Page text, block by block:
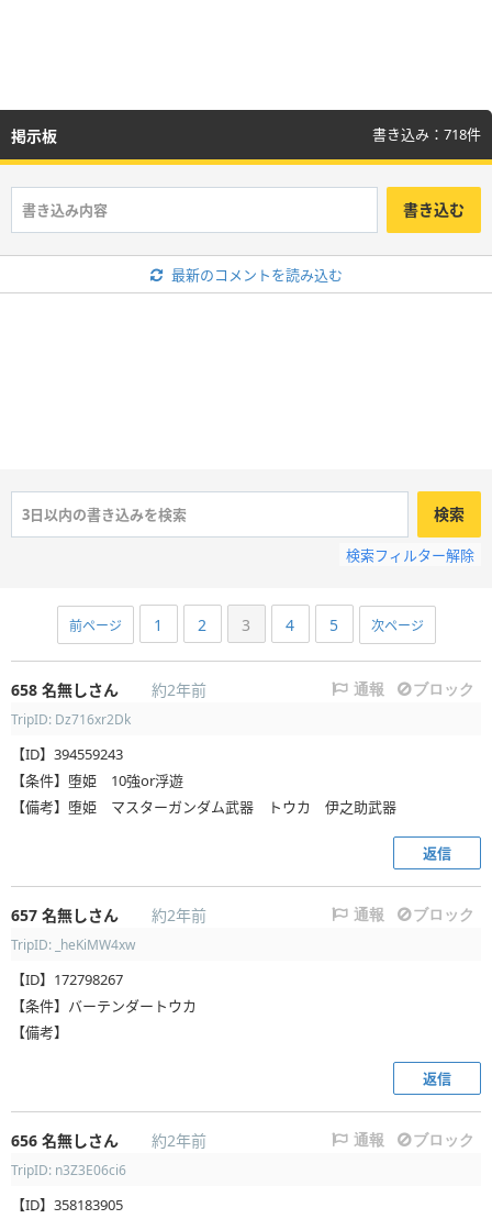
掲示板 書き込み：718件
書き込む
最新のコメントを読み込む
検索
検索フィルター解除
前ページ 1 2 3 4 5 次ページ
658 名無しさん 約2年前 通報 ブロック
TripID: Dz716xr2Dk
【ID】394559243
【条件】堕姫 10強or浮遊
【備考】堕姫 マスターガンダム武器 トウカ 伊之助武器
返信
657 名無しさん 約2年前 通報 ブロック
TripID: _heKiMW4xw
【ID】172798267
【条件】バーテンダートウカ
【備考】
返信
656 名無しさん 約2年前 通報 ブロック
TripID: n3Z3E06ci6
【ID】358183905